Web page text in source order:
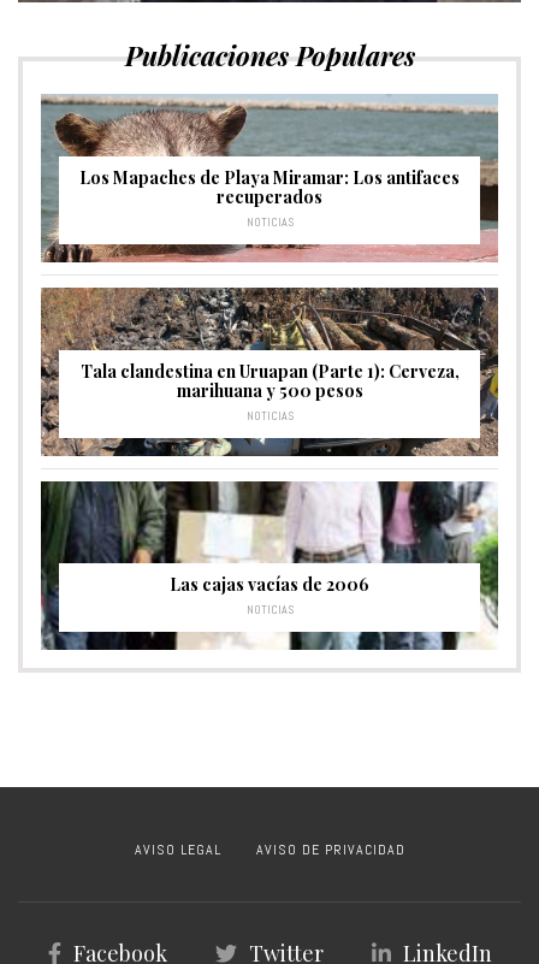
Publicaciones Populares
Los Mapaches de Playa Miramar: Los antifaces
recuperados
NOTICIAS
Tala clandestina en Uruapan (Parte 1): Cerveza,
marihuana y 500 pesos
NOTICIAS
Las cajas vacías de 2006
NOTICIAS
AVISO LEGAL AVISO DE PRIVACIDAD
Facebook Twitter LinkedIn